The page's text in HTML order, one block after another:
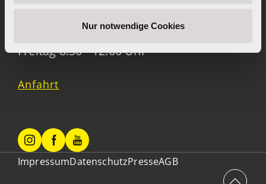
Nur notwendige Cookies
13:00 - 16:00 Uhr
Freitag 8:30 - 12:00 Uhr
Anfahrt
ImpressumDatenschutzPresseAGB